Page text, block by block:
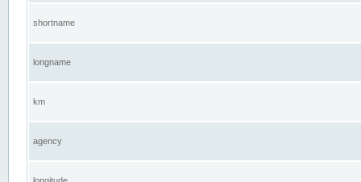
shortname
longname
km
agency